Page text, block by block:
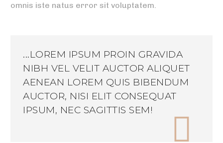
omnis iste natus error sit voluptatem.
...LOREM IPSUM PROIN GRAVIDA
NIBH VEL VELIT AUCTOR ALIQUET
AENEAN LOREM QUIS BIBENDUM
AUCTOR, NISI ELIT CONSEQUAT
IPSUM, NEC SAGITTIS SEM!